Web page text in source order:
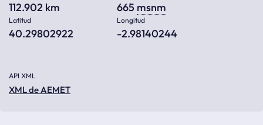
112.902 km 665 msnm
Latitud
40.29802922
Longitud
-2.98140244
API XML
XML de AEMET